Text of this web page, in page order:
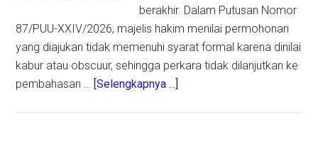
berakhir. Dalam Putusan Nomor
87/PUU-XXIV/2026, majelis hakim menilai permohonan
yang diajukan tidak memenuhi syarat formal karena dinilai
kabur atau obscuur, sehingga perkara tidak dilanjutkan ke
pembahasan … [Selengkapnya ...]